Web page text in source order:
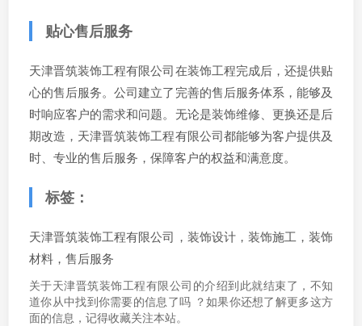
贴心售后服务
天津晋筑装饰工程有限公司在装饰工程完成后，还提供贴
心的售后服务。公司建立了完善的售后服务体系，能够及
时响应客户的需求和问题。无论是装饰维修、更换还是后
期改造，天津晋筑装饰工程有限公司都能够为客户提供及
时、专业的售后服务，保障客户的权益和满意度。
标签：
天津晋筑装饰工程有限公司，装饰设计，装饰施工，装饰
材料，售后服务
关于天津晋筑装饰工程有限公司的介绍到此就结束了，不知
道你从中找到你需要的信息了吗 ？如果你还想了解更多这方
面的信息，记得收藏关注本站。